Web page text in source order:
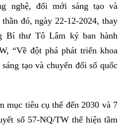
nghệ, đổi mới sáng tạo và
đó, ngày 22-12-2024, thay
Bí thư Tô Lâm ký ban hành
“Về đột phá phát triển khoa
tạo và chuyển đổi số quốc
mục tiêu cụ thể đến 2030 và 7
số 57-NQ/TW thể hiện tầm